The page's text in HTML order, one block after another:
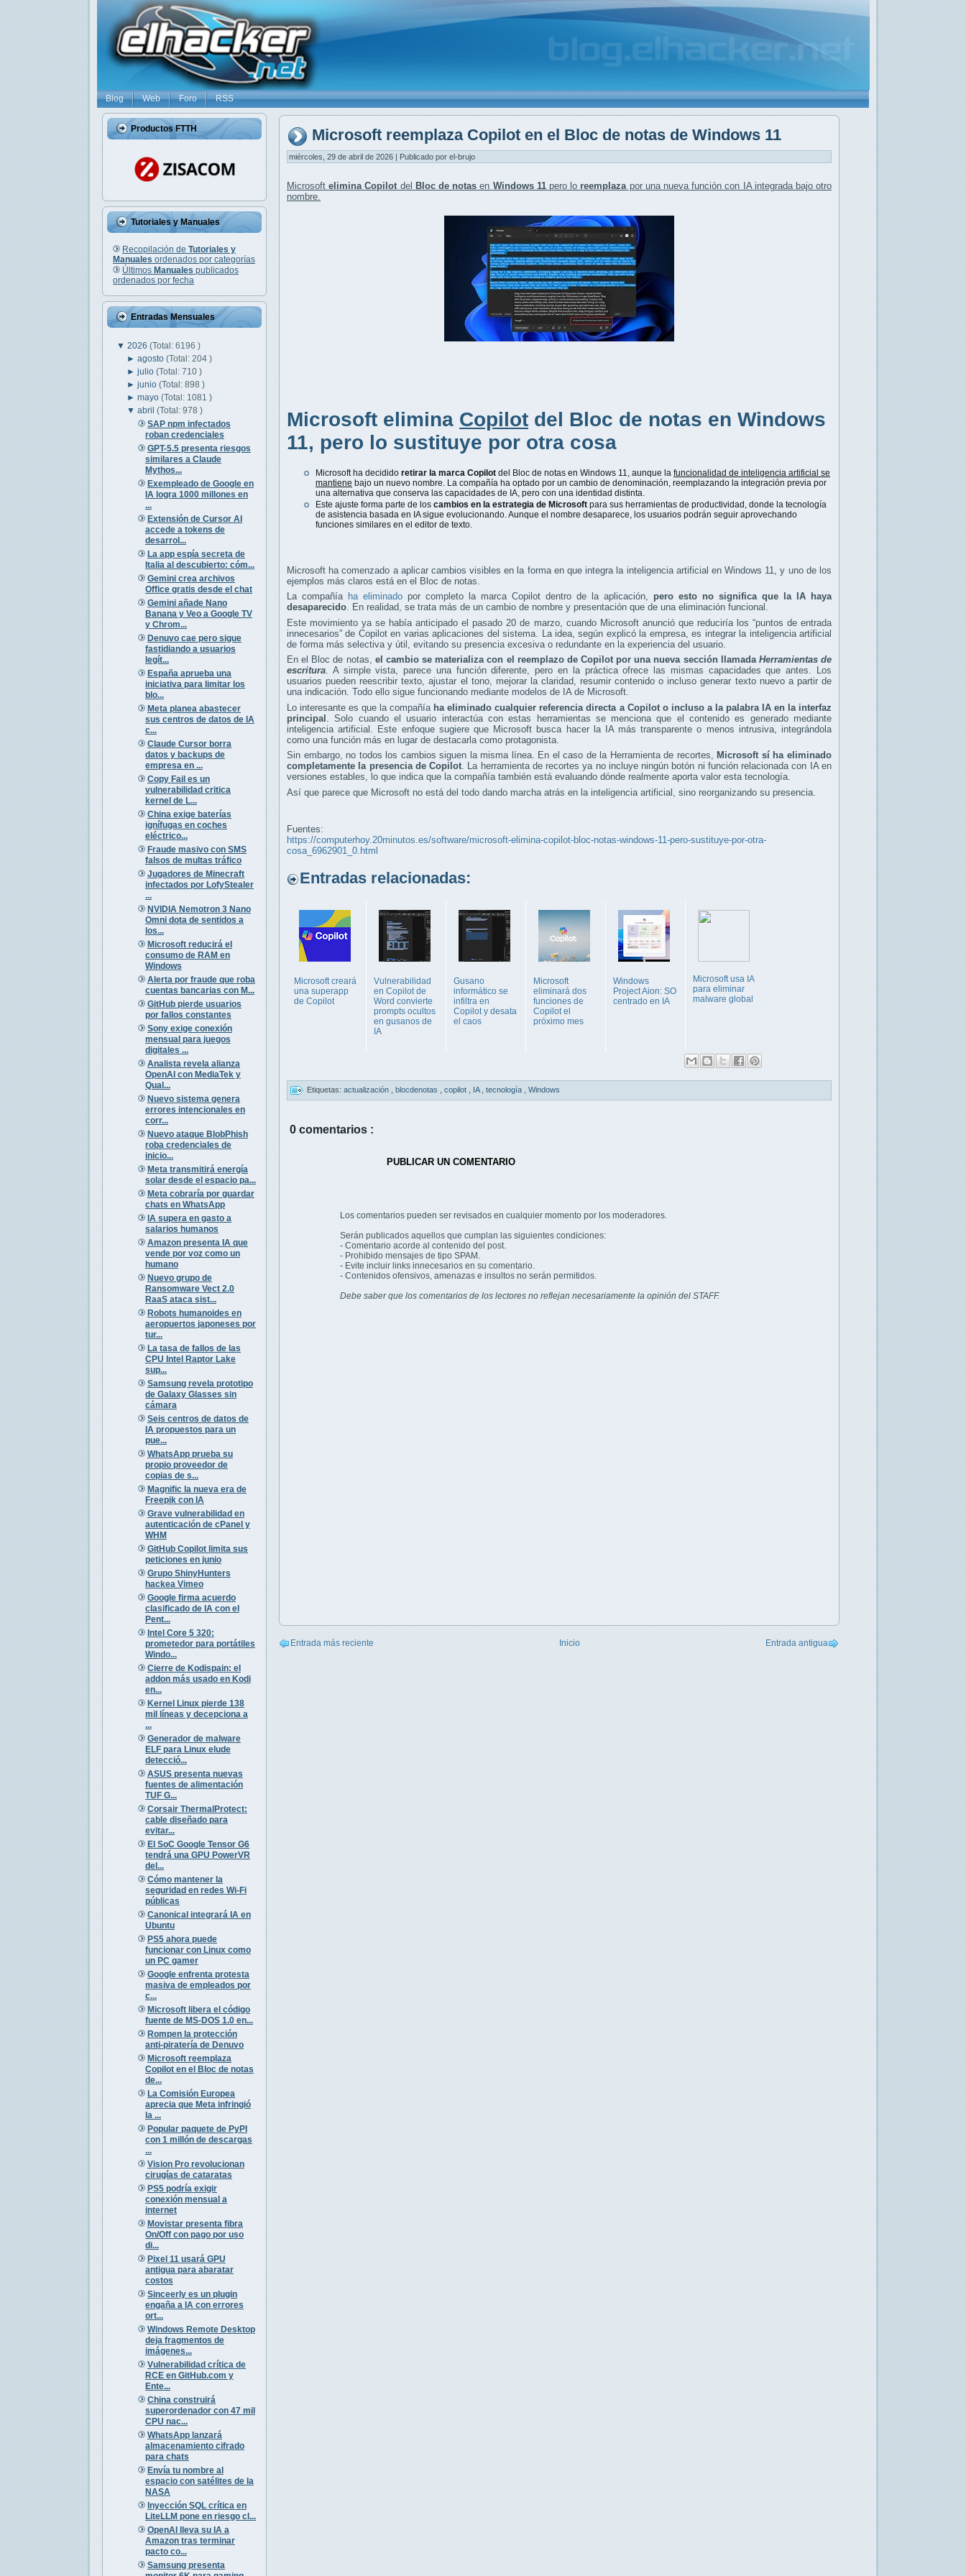
Blog Web Foro RSS
Productos FTTH
Tutoriales y Manuales
Recopilación de Tutoriales y
Manuales ordenados por categorías
Últimos Manuales publicados
ordenados por fecha
Entradas Mensuales
▼ 2026 (Total: 6196 )
►agosto(Total: 204 )
►julio(Total: 710 )
►junio(Total: 898 )
►mayo(Total: 1081 )
▼abril(Total: 978 )
SAP npm infectados
roban credenciales
GPT-5.5 presenta riesgos
similares a Claude
Mythos...
Exempleado de Google en
IA logra 1000 millones en
...
Extensión de Cursor AI
accede a tokens de
desarrol...
La app espía secreta de
Italia al descubierto: cóm...
Gemini crea archivos
Office gratis desde el chat
Gemini añade Nano
Banana y Veo a Google TV
y Chrom...
Denuvo cae pero sigue
fastidiando a usuarios
legít...
España aprueba una
iniciativa para limitar los
blo...
Meta planea abastecer
sus centros de datos de IA
c...
Claude Cursor borra
datos y backups de
empresa en ...
Copy Fail es un
vulnerabilidad critica
kernel de L...
China exige baterías
ignífugas en coches
eléctrico...
Fraude masivo con SMS
falsos de multas tráfico
Jugadores de Minecraft
infectados por LofyStealer
...
NVIDIA Nemotron 3 Nano
Omni dota de sentidos a
los...
Microsoft reducirá el
consumo de RAM en
Windows
Alerta por fraude que roba
cuentas bancarias con M...
GitHub pierde usuarios
por fallos constantes
Sony exige conexión
mensual para juegos
digitales ...
Analista revela alianza
OpenAI con MediaTek y
Qual...
Nuevo sistema genera
errores intencionales en
corr...
Nuevo ataque BlobPhish
roba credenciales de
inicio...
Meta transmitirá energía
solar desde el espacio pa...
Meta cobraría por guardar
chats en WhatsApp
IA supera en gasto a
salarios humanos
Amazon presenta IA que
vende por voz como un
humano
Nuevo grupo de
Ransomware Vect 2.0
RaaS ataca sist...
Robots humanoides en
aeropuertos japoneses por
tur...
La tasa de fallos de las
CPU Intel Raptor Lake
sup...
Samsung revela prototipo
de Galaxy Glasses sin
cámara
Seis centros de datos de
IA propuestos para un
pue...
WhatsApp prueba su
propio proveedor de
copias de s...
Magnific la nueva era de
Freepik con IA
Grave vulnerabilidad en
autenticación de cPanel y
WHM
GitHub Copilot limita sus
peticiones en junio
Grupo ShinyHunters
hackea Vimeo
Google firma acuerdo
clasificado de IA con el
Pent...
Intel Core 5 320:
prometedor para portátiles
Windo...
Cierre de Kodispain: el
addon más usado en Kodi
en...
Kernel Linux pierde 138
mil líneas y decepciona a
...
Generador de malware
ELF para Linux elude
detecció...
ASUS presenta nuevas
fuentes de alimentación
TUF G...
Corsair ThermalProtect:
cable diseñado para
evitar...
El SoC Google Tensor G6
tendrá una GPU PowerVR
del...
Cómo mantener la
seguridad en redes Wi-Fi
públicas
Canonical integrará IA en
Ubuntu
PS5 ahora puede
funcionar con Linux como
un PC gamer
Google enfrenta protesta
masiva de empleados por
c...
Microsoft libera el código
fuente de MS-DOS 1.0 en...
Rompen la protección
anti-piratería de Denuvo
Microsoft reemplaza
Copilot en el Bloc de notas
de...
La Comisión Europea
aprecia que Meta infringió
la ...
Popular paquete de PyPI
con 1 millón de descargas
...
Vision Pro revolucionan
cirugías de cataratas
PS5 podría exigir
conexión mensual a
internet
Movistar presenta fibra
On/Off con pago por uso
di...
Pixel 11 usará GPU
antigua para abaratar
costos
Sinceerly es un plugin
engaña a IA con errores
ort...
Windows Remote Desktop
deja fragmentos de
imágenes...
Vulnerabilidad crítica de
RCE en GitHub.com y
Ente...
China construirá
superordenador con 47 mil
CPU nac...
WhatsApp lanzará
almacenamiento cifrado
para chats
Envía tu nombre al
espacio con satélites de la
NASA
Inyección SQL crítica en
LiteLLM pone en riesgo cl...
OpenAI lleva su IA a
Amazon tras terminar
pacto co...
Samsung presenta
Microsoft reemplaza Copilot en el Bloc de notas de Windows 11
miércoles, 29 de abril de 2026 | Publicado por el-brujo
Microsoftelimina Copilot del Bloc de notas en Windows 11pero lo reemplaza por una nueva función con IA integradabajo otro
nombre.
Microsoft elimina Copilot del Bloc de notas en Windows
11, pero lo sustituye por otra cosa
Microsoft ha decidido retirar la marca Copilot del Bloc de notas en Windows 11, aunque la funcionalidad de inteligencia artificial se
mantiene bajo un nuevo nombre. La compañía ha optado por un cambio de denominación, reemplazando la integración previa por
una alternativa que conserva las capacidades de IA, pero con una identidad distinta.
Este ajuste forma parte de los cambios en la estrategia de Microsoft para sus herramientas de productividad, donde la tecnología
de asistencia basada en IA sigue evolucionando. Aunque el nombre desaparece, los usuarios podrán seguir aprovechando
funciones similares en el editor de texto.
Microsoft ha comenzado a aplicar cambios visibles en la forma en que integra la inteligencia artificial en Windows 11, y uno de los
ejemplos más claros está en el Bloc de notas.
La compañía ha eliminado por completo la marca Copilot dentro de la aplicación, pero esto no significa que la IA haya
desaparecido. En realidad, se trata más de un cambio de nombre y presentación que de una eliminación funcional.
Este movimiento ya se había anticipado el pasado 20 de marzo, cuando Microsoft anunció que reduciría los “puntos de entrada
innecesarios” de Copilot en varias aplicaciones del sistema. La idea, según explicó la empresa, es integrar la inteligencia artificial
de forma más selectiva y útil, evitando su presencia excesiva o redundante en la experiencia del usuario.
En el Bloc de notas, el cambio se materializa con el reemplazo de Copilot por una nueva sección llamada Herramientas de
escritura. A simple vista, parece una función diferente, pero en la práctica ofrece las mismas capacidades que antes. Los
usuarios pueden reescribir texto, ajustar el tono, mejorar la claridad, resumir contenido o incluso generar texto nuevo a partir de
una indicación. Todo ello sigue funcionando mediante modelos de IA de Microsoft.
Lo interesante es que la compañía ha eliminado cualquier referencia directa a Copilot o incluso a la palabra IA en la interfaz
principal . Solo cuando el usuario interactúa con estas herramientas se menciona que el contenido es generado mediante
inteligencia artificial. Este enfoque sugiere que Microsoft busca hacer la IA más transparente o menos intrusiva, integrándola
como una función más en lugar de destacarla como protagonista.
Sin embargo, no todos los cambios siguen la misma línea. En el caso de la Herramienta de recortes, Microsoft sí ha eliminado
completamente la presencia de Copilot. La herramienta de recortes ya no incluye ningún botón ni función relacionada con IA en
versiones estables, lo que indica que la compañía también está evaluando dónde realmente aporta valor esta tecnología.
Así que parece que Microsoft no está del todo dando marcha atrás en la inteligencia artificial, sino reorganizando su presencia.
Fuentes:
https://computerhoy.20minutos.es/software/microsoft-elimina-copilot-bloc-notas-windows-11-pero-sustituye-por-otra-
cosa_6962901_0.html
Entradas relacionadas:
Microsoft creará
una superapp
de Copilot
Vulnerabilidad
en Copilot de
Word convierte
prompts ocultos
en gusanos de
IA
Gusano
informático se
infiltra en
Copilot y desata
el caos
Microsoft
eliminará dos
funciones de
Copilot el
próximo mes
Windows
Project Aion: SO
centrado en IA
Microsoft usa IA
para eliminar
malware global
Etiquetas: actualización blocdenotas copilot IA tecnología Windows
0 comentarios :
PUBLICAR UN COMENTARIO
Los comentarios pueden ser revisados en cualquier momento por los moderadores.
Serán publicados aquellos que cumplan las siguientes condiciones:
- Comentario acorde al contenido del post.
- Prohibido mensajes de tipo SPAM.
- Evite incluir links innecesarios en su comentario.
- Contenidos ofensivos, amenazas e insultos no serán permitidos.
Debe saber que los comentarios de los lectores no reflejan necesariamente la opinión del STAFF.
Entrada más reciente Entrada antigua
Inicio